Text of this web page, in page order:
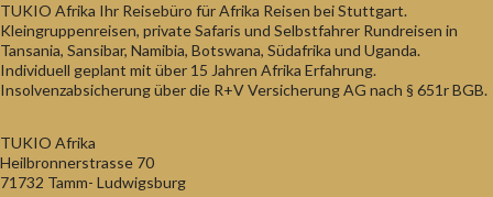
TUKIO Afrika Ihr Reisebüro für Afrika Reisen bei Stuttgart.
Kleingruppenreisen, private Safaris und Selbstfahrer Rundreisen in
Tansania, Sansibar, Namibia, Botswana, Südafrika und Uganda.
Individuell geplant mit über 15 Jahren Afrika Erfahrung.
Insolvenzabsicherung über die R+V Versicherung AG nach § 651r BGB.
TUKIO Afrika
Heilbronnerstrasse 70
71732 Tamm- Ludwigsburg